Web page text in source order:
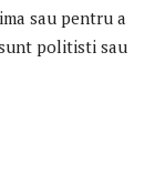
sau pentru a
politisti sau